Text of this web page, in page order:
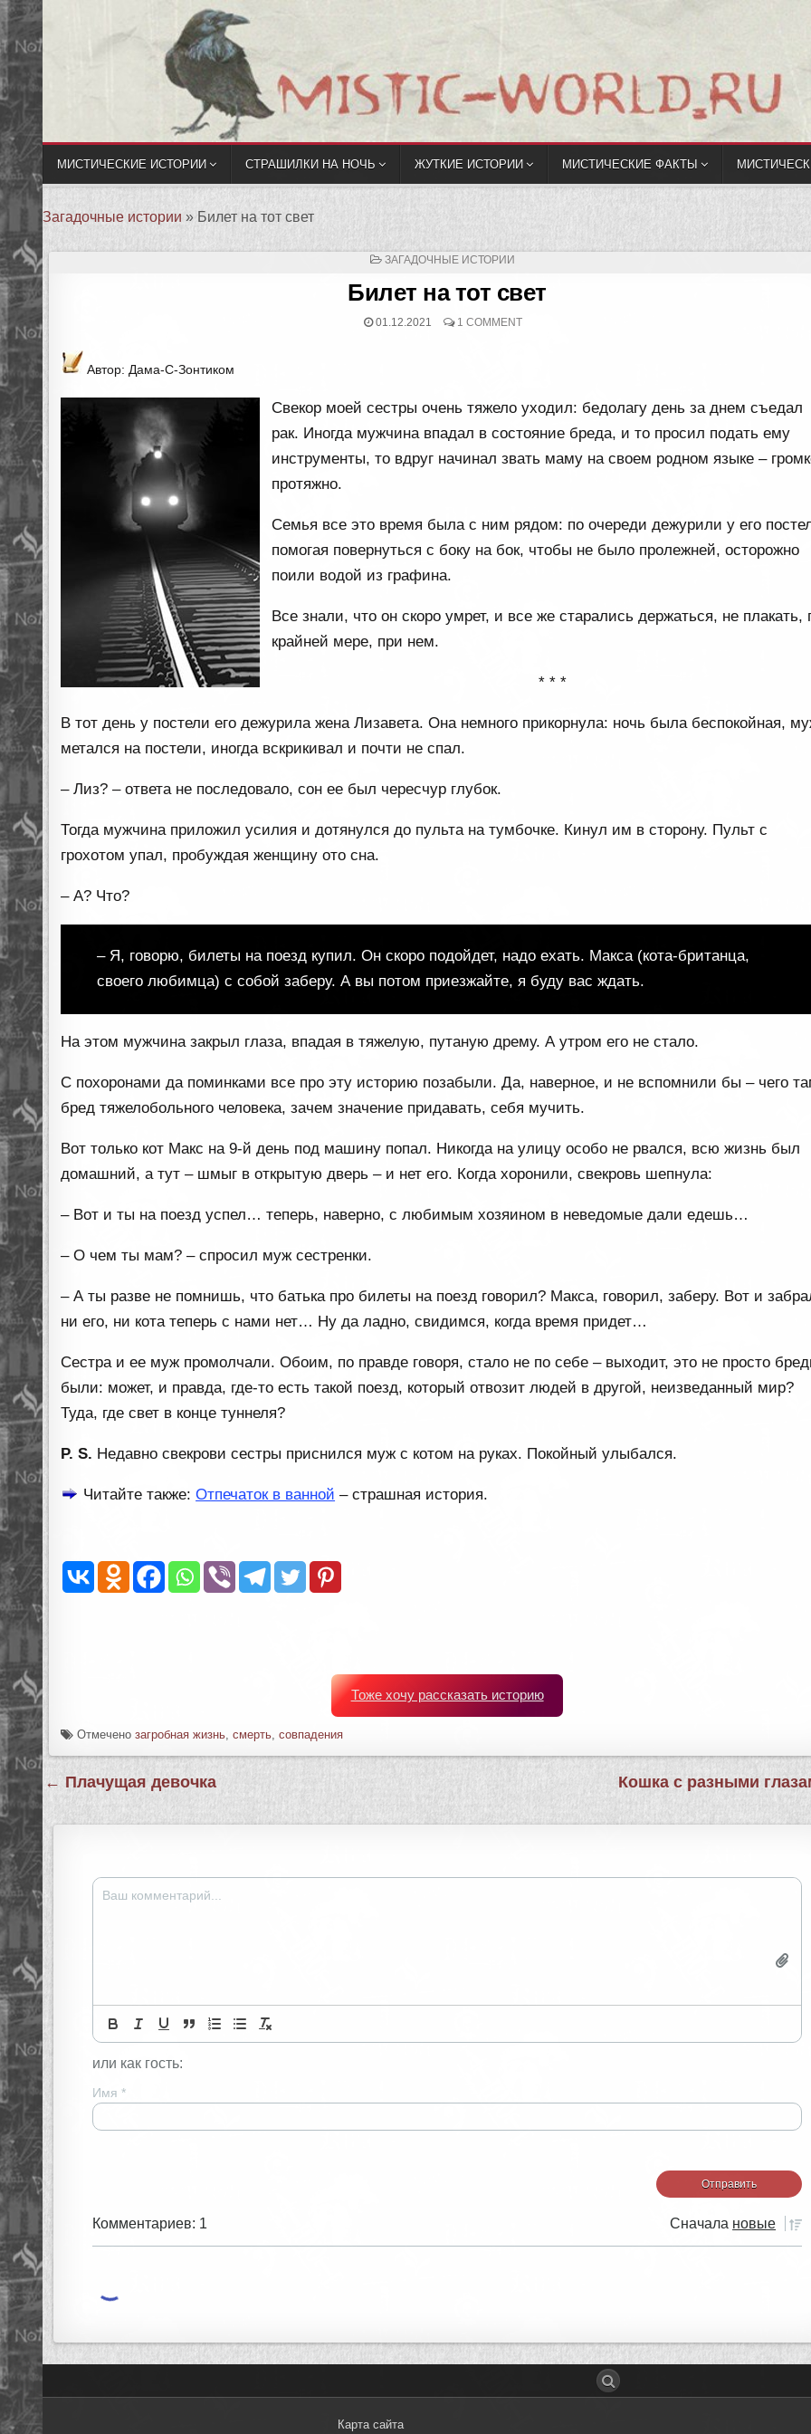
МИСТИЧЕСКИЕ ИСТОРИИ СТРАШИЛКИ НА НОЧЬ ЖУТКИЕ ИСТОРИИ МИСТИЧЕСКИЕ ФАКТЫ
Загадочные истории » Билет на тот свет
ОПУБЛИКОВАНО
ЗАГАДОЧНЫЕ ИСТОРИИ
Билет на тот свет
01.12.2021 1 COMMENT
Автор: Дама-С-Зонтиком
Свекор моей сестры очень тяжело уходил: бедолагу день за днем съедал
рак. Иногда мужчина впадал в состояние бреда, и то просил подать ему
инструменты, то вдруг начинал звать маму на своем родном языке –
протяжно.
Семья все это время была с ним рядом: по очереди дежурили у его
помогая повернуться с боку на бок, чтобы не было пролежней, осторожно
поили водой из графина.
Все знали, что он скоро умрет, и все же старались держаться, не плакать,
крайней мере, при нем.
* * *
В тот день у постели его дежурила жена Лизавета. Она немного прикорнула: ночь была беспокойная,
метался на постели, иногда вскрикивал и почти не спал.
– Лиз? – ответа не последовало, сон ее был чересчур глубок.
Тогда мужчина приложил усилия и дотянулся до пульта на тумбочке. Кинул им в сторону. Пульт с
грохотом упал, пробуждая женщину ото сна.
– А? Что?
– Я, говорю, билеты на поезд купил. Он скоро подойдет, надо ехать. Макса (кота-британца,
своего любимца) с собой заберу. А вы потом приезжайте, я буду вас ждать.
На этом мужчина закрыл глаза, впадая в тяжелую, путаную дрему. А утром его не стало.
С похоронами да поминками все про эту историю позабыли. Да, наверное, и не вспомнили бы – чего
бред тяжелобольного человека, зачем значение придавать, себя мучить.
Вот только кот Макс на 9-й день под машину попал. Никогда на улицу особо не рвался, всю жизнь был
домашний, а тут – шмыг в открытую дверь – и нет его. Когда хоронили, свекровь шепнула:
– Вот и ты на поезд успел… теперь, наверно, с любимым хозяином в неведомые дали едешь…
– О чем ты мам? – спросил муж сестренки.
– А ты разве не помнишь, что батька про билеты на поезд говорил? Макса, говорил, заберу. Вот и
ни его, ни кота теперь с нами нет… Ну да ладно, свидимся, когда время придет…
Сестра и ее муж промолчали. Обоим, по правде говоря, стало не по себе – выходит, это не просто
были: может, и правда, где-то есть такой поезд, который отвозит людей в другой, неизведанный мир?
Туда, где свет в конце туннеля?
P. S. Недавно свекрови сестры приснился муж с котом на руках. Покойный улыбался.
Читайте также:Отпечаток в ванной – страшная история.
Тоже хочу рассказать историю
Отмеченозагробная жизнь,смерть,совпадения
Навигация
по
записям
← Плачущая девочка Кошка с разными
или как гость:
Имя *
Комментариев: 1 Сначала новые
Карта сайта